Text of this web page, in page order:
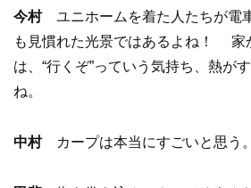
今村 ユニホームを着た人たちが電
も見慣れた光景ではあるよね！ 家
は、“行くぞ”っていう気持ち、熱が
ね。
中村 カープは本当にすごいと思う。